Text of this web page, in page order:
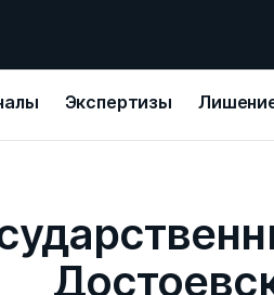
Экспертизы